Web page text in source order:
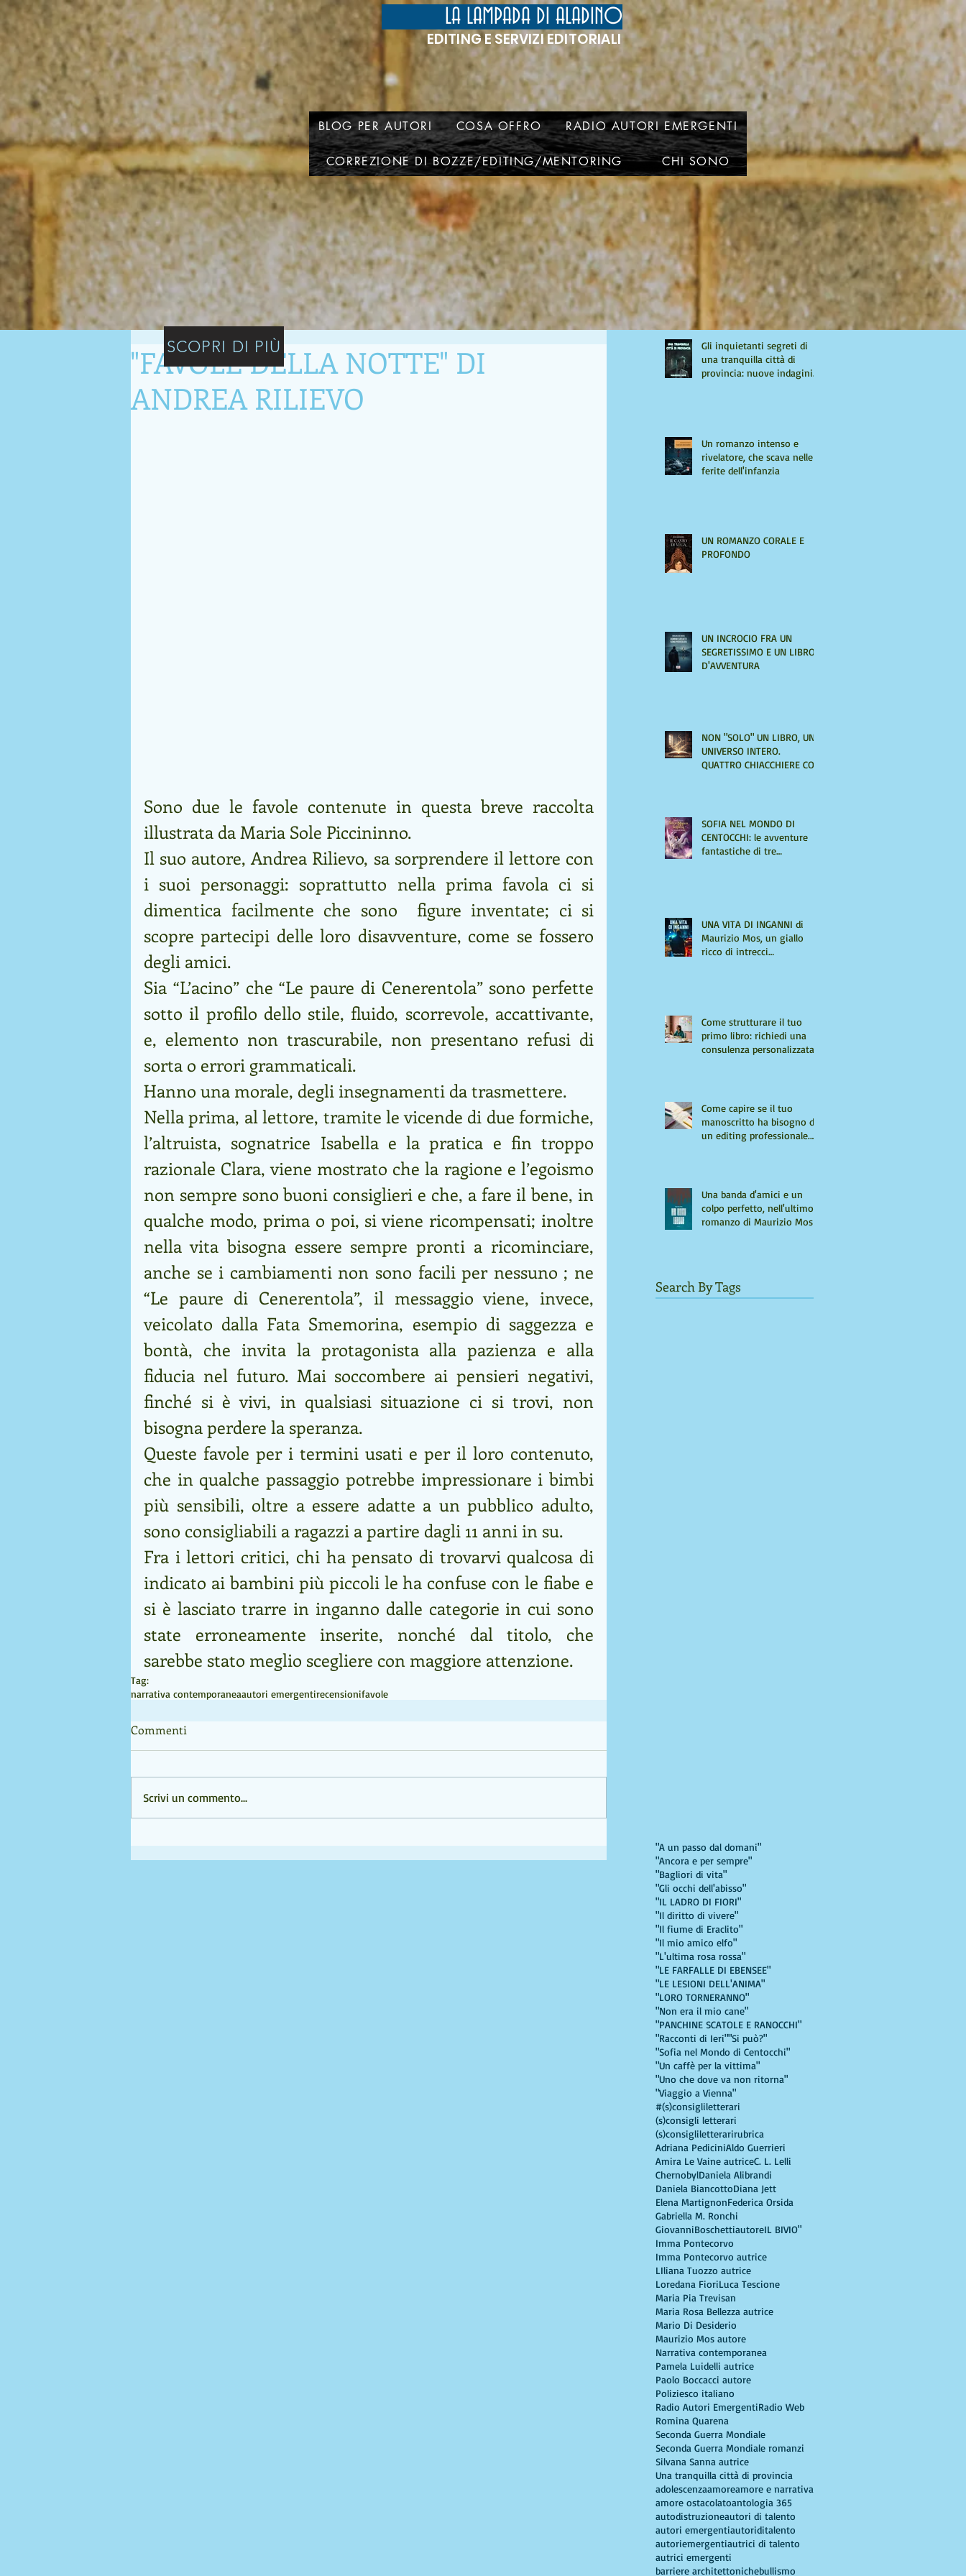
EDITING E SERVIZI EDITORIALI
LA LAMPADA DI ALADINO
BLOG PER AUTORI COSA OFFRO RADIO AUTORI EMERGENTI
CORREZIONE DI BOZZE/EDITING/MENTORING CHI SONO
"FAVOLE DELLA NOTTE" DI
ANDREA RILIEVO
Sono due le favole contenute in questa breve raccolta
illustrata da Maria Sole Piccininno.
Il suo autore, Andrea Rilievo, sa sorprendere il lettore con
i suoi personaggi: soprattutto nella prima favola ci si
dimentica facilmente che sono  figure inventate; ci si
scopre partecipi delle loro disavventure, come se fossero
degli amici.
Sia “L’acino” che “Le paure di Cenerentola” sono perfette
sotto il profilo dello stile, fluido, scorrevole, accattivante,
e, elemento non trascurabile, non presentano refusi di
sorta o errori grammaticali.
Hanno una morale, degli insegnamenti da trasmettere.
Nella prima, al lettore, tramite le vicende di due formiche,
l’altruista, sognatrice Isabella e la pratica e fin troppo
razionale Clara, viene mostrato che la ragione e l’egoismo
non sempre sono buoni consiglieri e che, a fare il bene, in
qualche modo, prima o poi, si viene ricompensati; inoltre
nella vita bisogna essere sempre pronti a ricominciare,
anche se i cambiamenti non sono facili per nessuno ; ne
“Le paure di Cenerentola”, il messaggio viene, invece,
veicolato dalla Fata Smemorina, esempio di saggezza e
bontà, che invita la protagonista alla pazienza e alla
fiducia nel futuro. Mai soccombere ai pensieri negativi,
finché si è vivi, in qualsiasi situazione ci si trovi, non
bisogna perdere la speranza.
Queste favole per i termini usati e per il loro contenuto,
che in qualche passaggio potrebbe impressionare i bimbi
più sensibili, oltre a essere adatte a un pubblico adulto,
sono consigliabili a ragazzi a partire dagli 11 anni in su.
Fra i lettori critici, chi ha pensato di trovarvi qualcosa di
indicato ai bambini più piccoli le ha confuse con le fiabe e
si è lasciato trarre in inganno dalle categorie in cui sono
state erroneamente inserite, nonché dal titolo, che
sarebbe stato meglio scegliere con maggiore attenzione.
Tag:
narrativa contemporaneaautori emergentirecensionifavole
Commenti
Scrivi un commento...
SCOPRI DI PIÙ
Gli inquietanti segreti di
una tranquilla città di
provincia: nuove indagini
Un romanzo intenso e
rivelatore, che scava nelle
ferite dell'infanzia
UN ROMANZO CORALE E
PROFONDO
UN INCROCIO FRA UN
SEGRETISSIMO E UN LIBRO
D'AVVENTURA
NON "SOLO" UN LIBRO, UN
UNIVERSO INTERO.
QUATTRO CHIACCHIERE CON
SOFIA NEL MONDO DI
CENTOCCHI: le avventure
fantastiche di tre
UNA VITA DI INGANNI di
Maurizio Mos, un giallo
ricco di intrecci
Come strutturare il tuo
primo libro: richiedi una
consulenza personalizzata
Come capire se il tuo
manoscritto ha bisogno di
un editing professionale.
Una banda d'amici e un
colpo perfetto, nell'ultimo
romanzo di Maurizio Mos
Search By Tags
"A un passo dal domani"
"Ancora e per sempre"
"Bagliori di vita"
"Gli occhi dell'abisso"
"IL LADRO DI FIORI"
"Il diritto di vivere"
"Il fiume di Eraclito"
"Il mio amico elfo"
"L'ultima rosa rossa"
"LE FARFALLE DI EBENSEE"
"LE LESIONI DELL'ANIMA"
"LORO TORNERANNO"
"Non era il mio cane"
"PANCHINE SCATOLE E RANOCCHI"
"Racconti di Ieri""Si può?"
"Sofia nel Mondo di Centocchi"
"Un caffè per la vittima"
"Uno che dove va non ritorna"
"Viaggio a Vienna"
#(s)consigliletterari
(s)consigli letterari
(s)consigliletterarirubrica
Adriana PediciniAldo Guerrieri
Amira Le Vaine autriceC. L. Lelli
ChernobylDaniela Alibrandi
Daniela BiancottoDiana Jett
Elena MartignonFederica Orsida
Gabriella M. Ronchi
GiovanniBoschettiautoreIL BIVIO"
Imma Pontecorvo
Imma Pontecorvo autrice
LIliana Tuozzo autrice
Loredana FioriLuca Tescione
Maria Pia Trevisan
Maria Rosa Bellezza autrice
Mario Di Desiderio
Maurizio Mos autore
Narrativa contemporanea
Pamela Luidelli autrice
Paolo Boccacci autore
Poliziesco italiano
Radio Autori EmergentiRadio Web
Romina Quarena
Seconda Guerra Mondiale
Seconda Guerra Mondiale romanzi
Silvana Sanna autrice
Una tranquilla città di provincia
adolescenzaamoreamore e narrativa
amore ostacolatoantologia 365
autodistruzioneautori di talento
autori emergentiautoriditalento
autoriemergentiautrici di talento
autrici emergenti
barriere architettonichebullismo